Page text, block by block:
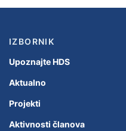
IZBORNIK
Upoznajte HDS
Aktualno
Projekti
Aktivnosti članova